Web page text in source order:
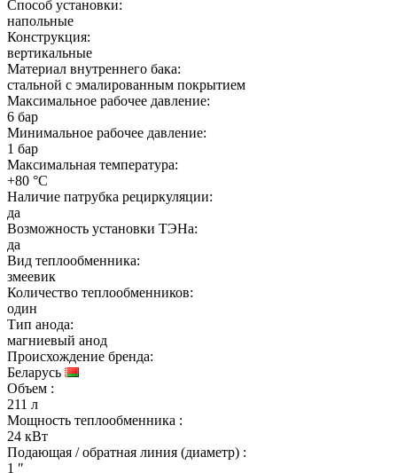
Способ установки:
напольные
Конструкция:
вертикальные
Материал внутреннего бака:
стальной с эмалированным покрытием
Максимальное рабочее давление:
6 бар
Минимальное рабочее давление:
1 бар
Максимальная температура:
+80 °C
Наличие патрубка рециркуляции:
да
Возможность установки ТЭНа:
да
Вид теплообменника:
змеевик
Количество теплообменников:
один
Тип анода:
магниевый анод
Происхождение бренда:
Беларусь
Объем :
211 л
Мощность теплообменника :
24 кВт
Подающая / обратная линия (диаметр) :
1 ″